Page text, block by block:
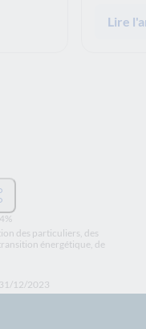
Lire
des particuliers, des
énergétique, de
31/12/2023